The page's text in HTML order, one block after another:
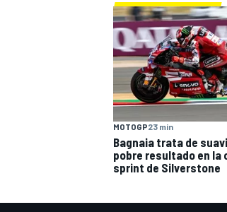
MOTOGP23 min
Bagnaia trata de
pobre resultado en la
sprint de Silverstone